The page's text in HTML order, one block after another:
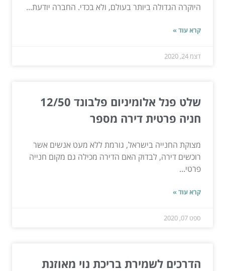
היוקרה הגדולה ביותר בעולם, ולא בכדי. החברה יודעת...
קרא עוד »
דצמ 24, 2020
שלט פנל אלומיניום פלבונד 12/50
חניה פרטית דירה מספר
מצוקת החנייה בישראל, גורמת ללא מעט אנשים אשר
רוכשים דירה, לבדוק האם הדירה מכילה גם מקום חנייה
פרטי...
קרא עוד »
ספט 07, 2020
הדרכים לשמירת בריכת נוי מאוזנת